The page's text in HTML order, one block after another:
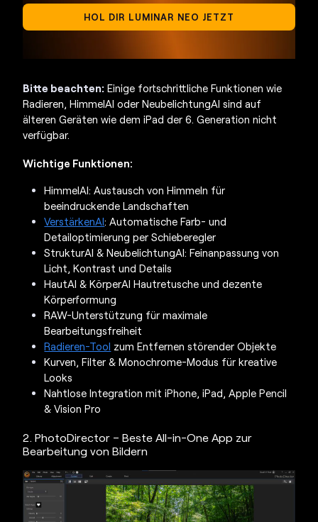
HOL DIR LUMINAR NEO JETZT
Bitte beachten: Einige fortschrittliche Funktionen wie
Radieren, HimmelAI oder NeubelichtungAI sind auf
älteren Geräten wie dem iPad der 6. Generation nicht
verfügbar.
Wichtige Funktionen:
HimmelAI: Austausch von Himmeln für
beeindruckende Landschaften
VerstärkenAI: Automatische Farb- und
Detailoptimierung per Schieberegler
StrukturAI & NeubelichtungAI: Feinanpassung von
Licht, Kontrast und Details
HautAI & KörperAI Hautretusche und dezente
Körperformung
RAW-Unterstützung für maximale
Bearbeitungsfreiheit
Radieren-Tool zum Entfernen störender Objekte
Kurven, Filter & Monochrome-Modus für kreative
Looks
Nahtlose Integration mit iPhone, iPad, Apple Pencil
& Vision Pro
2. PhotoDirector – Beste All-in-One App zur
Bearbeitung von Bildern